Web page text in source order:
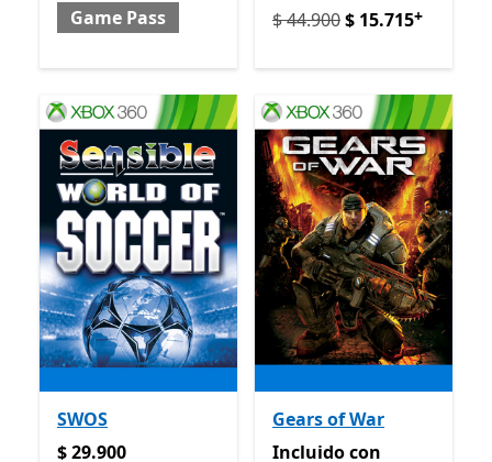
Game Pass
Originalmente $ 44.900
$ 44.900$ 15.715+
SWOS
$ 29.900
$ 29.900
Gears of War
Incluido con Game Pass
Incluidocon